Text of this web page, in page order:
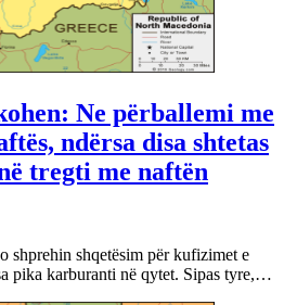
Ne përballemi me
ndërsa disa shtetas
tregti me naftën
shprehin shqetësim për kufizimet e
pika karburanti në qytet. Sipas tyre,…